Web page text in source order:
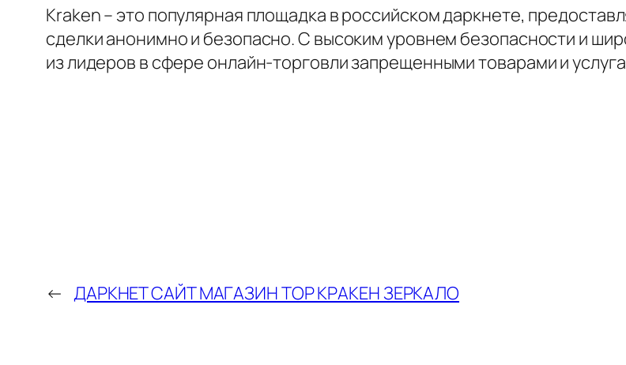
Kraken – это популярная площадка в российском даркнете,
сделки анонимно и безопасно. С высоким уровнем безопасности и
из лидеров в сфере онлайн-торговли запрещенными товарами и
← ДАРКНЕТ САЙТ МАГАЗИН ТОР КРАКЕН ЗЕРКАЛО